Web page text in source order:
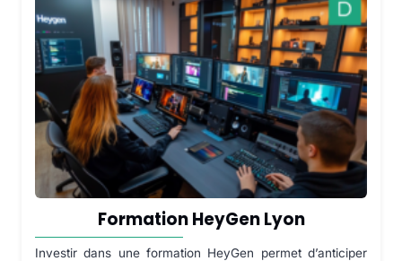
Formation HeyGen Lyon
Investir dans une formation HeyGen permet d’anticiper